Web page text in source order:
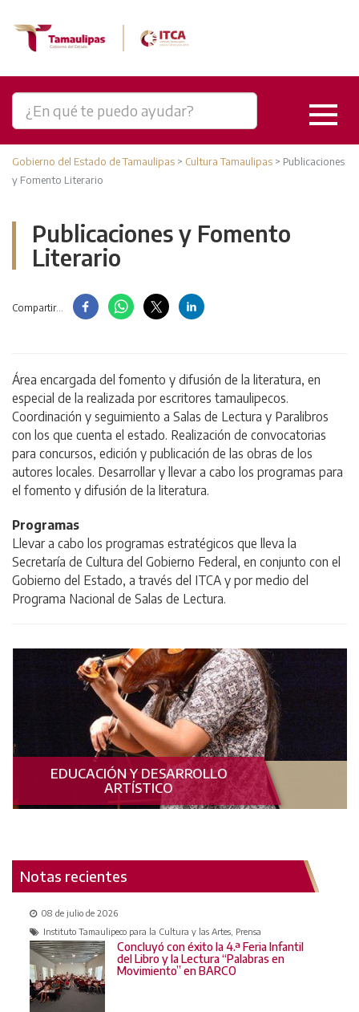
Gobierno del Estado de Tamaulipas > Cultura Tamaulipas > Publicaciones
y Fomento Literario
Publicaciones y Fomento
Literario
Compartir...
Área encargada del fomento y difusión de la literatura, en
especial de la realizada por escritores tamaulipecos.
Coordinación y seguimiento a Salas de Lectura y Paralibros
con los que cuenta el estado. Realización de convocatorias
para concursos, edición y publicación de las obras de los
autores locales. Desarrollar y llevar a cabo los programas para
el fomento y difusión de la literatura.
Programas
Llevar a cabo los programas estratégicos que lleva la
Secretaría de Cultura del Gobierno Federal, en conjunto con el
Gobierno del Estado, a través del ITCA y por medio del
Programa Nacional de Salas de Lectura.
EDUCACIÓN Y DESARROLLO
ARTÍSTICO
Notas recientes
08 de julio de 2026
Instituto Tamaulipeco para la Cultura y las Artes, Prensa
Concluyó con éxito la 4.ª Feria Infantil
del Libro y la Lectura “Palabras en
Movimiento” en BARCO